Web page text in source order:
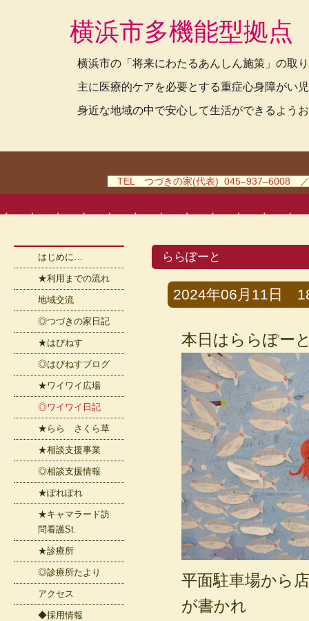
横浜市多機能型拠
横浜市の「将来にわたるあんしん施策」の取
主に医療的ケアを必要とする重症心身障がい
身近な地域の中で安心して生活ができるよう
TEL つづきの家(代表) 045–937–6008
ららぽーと
2024年06月11日
本日はららぽー
平面駐車場から
が書かれ
はじめに…
★利用までの流れ
地域交流
◎つづきの家日記
★はぴねす
◎はぴねすブログ
★ワイワイ広場
◎ワイワイ日記
★らら さくら草
★相談支援事業
◎相談支援情報
★ぽれぽれ
★キャマラード訪
問看護St.
★診療所
◎診療所たより
アクセス
◆採用情報